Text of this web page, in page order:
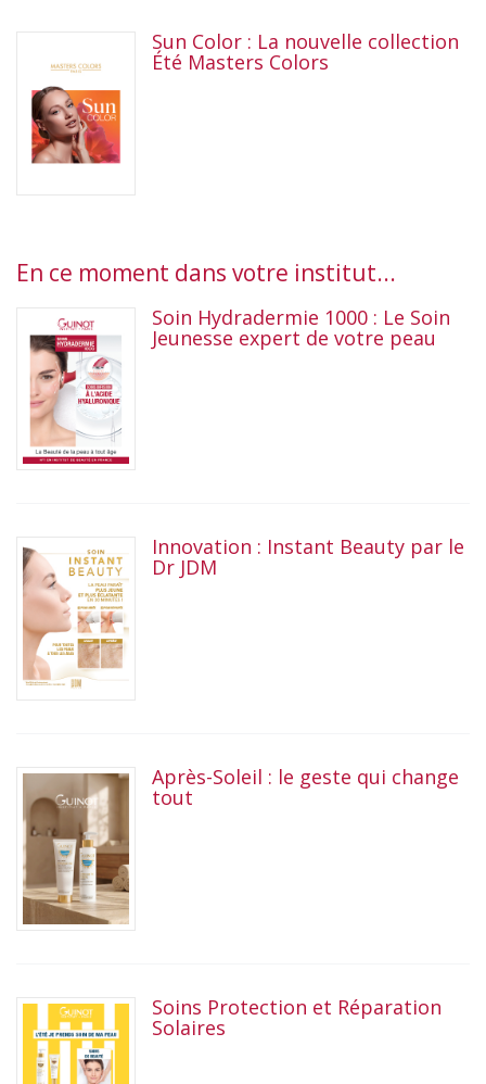
Sun Color : La nouvelle collection
Été Masters Colors
En ce moment dans votre institut...
Soin Hydradermie 1000 : Le Soin
Jeunesse expert de votre peau
Innovation : Instant Beauty par le
Dr JDM
Après-Soleil : le geste qui change
tout
Soins Protection et Réparation
Solaires